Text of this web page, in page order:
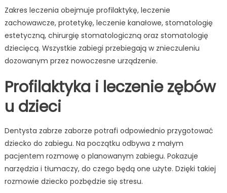
Zakres leczenia obejmuje profilaktykę, leczenie
zachowawcze, protetykę, leczenie kanałowe, stomatologię
estetyczną, chirurgię stomatologiczną oraz stomatologię
dziecięcą. Wszystkie zabiegi przebiegają w znieczuleniu
dozowanym przez nowoczesne urządzenie.
Profilaktyka i leczenie zębów
u dzieci
Dentysta zabrze zaborze potrafi odpowiednio przygotować
dziecko do zabiegu. Na początku odbywa z małym
pacjentem rozmowę o planowanym zabiegu. Pokazuje
narzędzia i tłumaczy, do czego będą one użyte. Dzięki takiej
rozmowie dziecko pozbędzie się stresu.